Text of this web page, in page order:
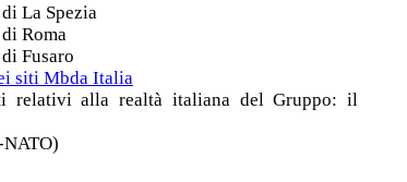
La Spezia
Roma
Fusaro
siti Mbda Italia
relativi alla realtà italiana del Gruppo: il